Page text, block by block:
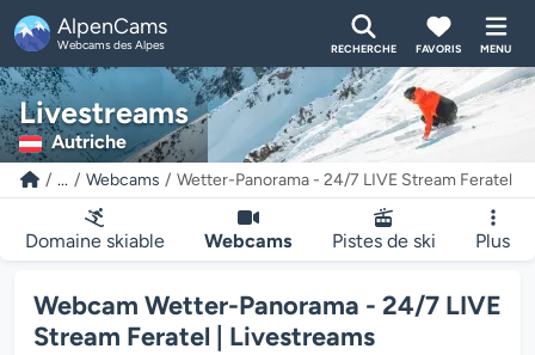
AlpenCams
Webcams des Alpes RECHERCHE FAVORIS MENU
Livestreams
Autriche
... Webcams Wetter-Panorama - 24/7 LIVE Stream Feratel
Domaine skiable Webcams Pistes de ski Plus
Webcam Wetter-Panorama - 24/7 LIVE
Stream Feratel | Livestreams